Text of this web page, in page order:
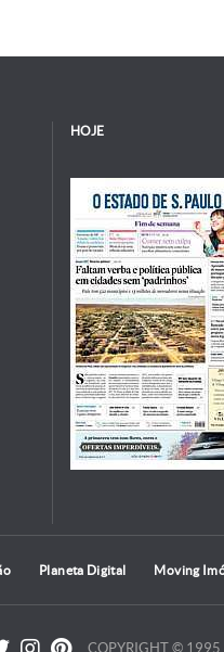
HOJE
Planeta Digital Moving
COPYRIGHT © 1995